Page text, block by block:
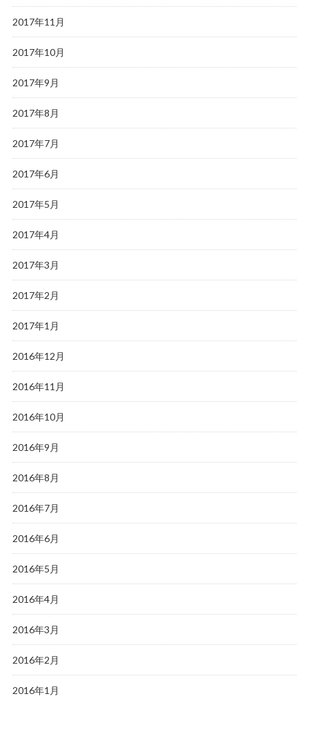
2017年11月
2017年10月
2017年9月
2017年8月
2017年7月
2017年6月
2017年5月
2017年4月
2017年3月
2017年2月
2017年1月
2016年12月
2016年11月
2016年10月
2016年9月
2016年8月
2016年7月
2016年6月
2016年5月
2016年4月
2016年3月
2016年2月
2016年1月